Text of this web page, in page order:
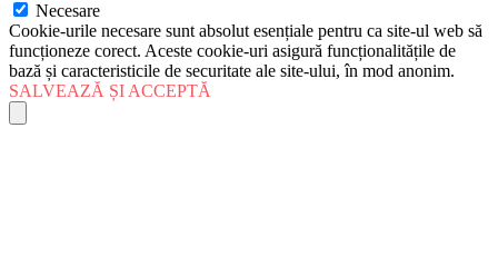
Necesare
Cookie-urile necesare sunt absolut esențiale pentru ca site-ul web să
funcționeze corect. Aceste cookie-uri asigură funcționalitățile de
bază și caracteristicile de securitate ale site-ului, în mod anonim.
SALVEAZĂ ȘI ACCEPTĂ